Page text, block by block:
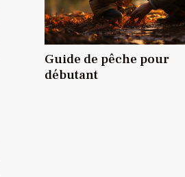
Guide de pêche pour
débutant